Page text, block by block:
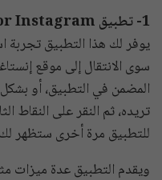
1- تطبيق Repost For Instagram:
يوفر لك هذا التطبيق تجربة
سوى الانتقال إلى موقع
المضمن في التطبيق، أو
تريده، ثم النقر على النقاط
للتطبيق مرة أخرى ستظهر
ويقدم التطبيق عدة